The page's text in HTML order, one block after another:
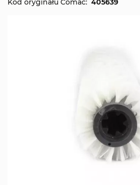
Kod oryginału Comac: 405639